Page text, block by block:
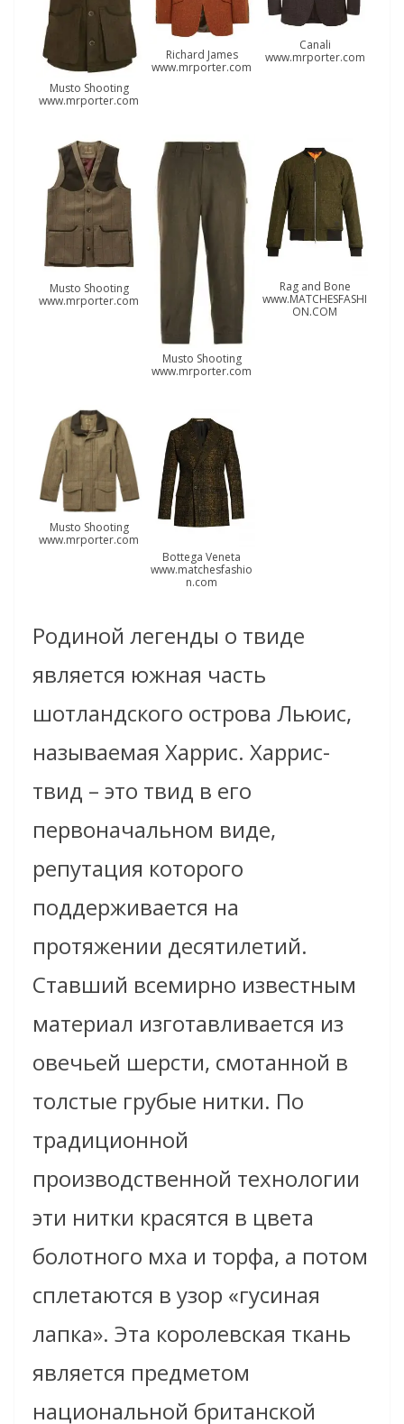
Musto Shooting
www.mrporter.com
Richard James
www.mrporter.com
Canali
www.mrporter.com
Musto Shooting
www.mrporter.com
Musto Shooting
www.mrporter.com
Rag and Bone
www.MATCHESFASHI
ON.COM
Musto Shooting
www.mrporter.com
Bottega Veneta
www.matchesfashio
n.com
Родиной легенды о твиде
является южная часть
шотландского острова Льюис,
называемая Харрис. Харрис-
твид – это твид в его
первоначальном виде,
репутация которого
поддерживается на
протяжении десятилетий.
Cтавший всемирно известным
материал изготавливается из
овечьей шерсти, смотанной в
толстые грубые нитки. По
традиционной
производственной технологии
эти нитки красятся в цвета
болотного мха и торфа, а потом
сплетаются в узор «гусиная
лапка». Эта королевская ткань
является предметом
национальной британской